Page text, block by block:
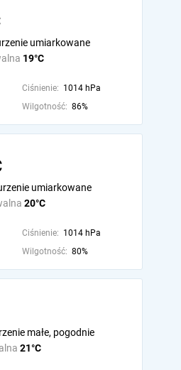
19°C
umiarkowane
Ciśnienie: 1014 hPa
Wilgotność: 86%
20°C
umiarkowane
Ciśnienie: 1014 hPa
Wilgotność: 80%
21°C
małe, pogodnie